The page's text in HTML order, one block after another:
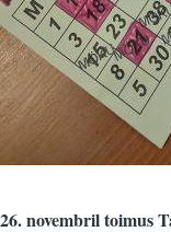
26. novembril toimus